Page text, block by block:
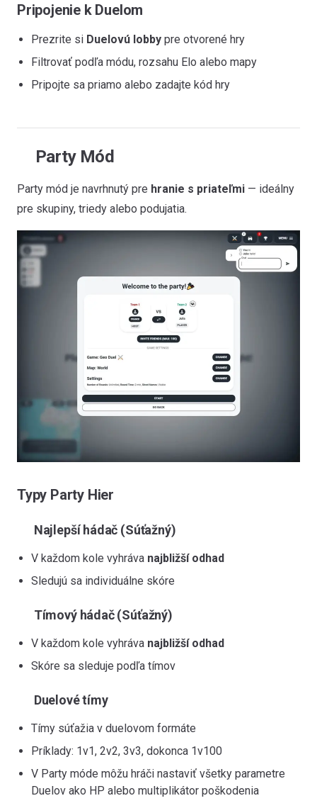
Pripojenie k Duelom
Prezrite si Duelovú lobby pre otvorené hry
Filtrovať podľa módu, rozsahu Elo alebo mapy
Pripojte sa priamo alebo zadajte kód hry
Party Mód
Party mód je navrhnutý pre hranie s priateľmi — ideálny
pre skupiny, triedy alebo podujatia.
Typy Party Hier
Najlepší hádač (Súťažný)
V každom kole vyhráva najbližší odhad
Sledujú sa individuálne skóre
Tímový hádač (Súťažný)
V každom kole vyhráva najbližší odhad
Skóre sa sleduje podľa tímov
Duelové tímy
Tímy súťažia v duelovom formáte
Príklady: 1v1, 2v2, 3v3, dokonca 1v100
V Party móde môžu hráči nastaviť všetky parametre
Duelov ako HP alebo multiplikátor poškodenia